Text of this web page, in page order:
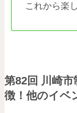
これから楽
第82回 川崎
徴！他のイベ